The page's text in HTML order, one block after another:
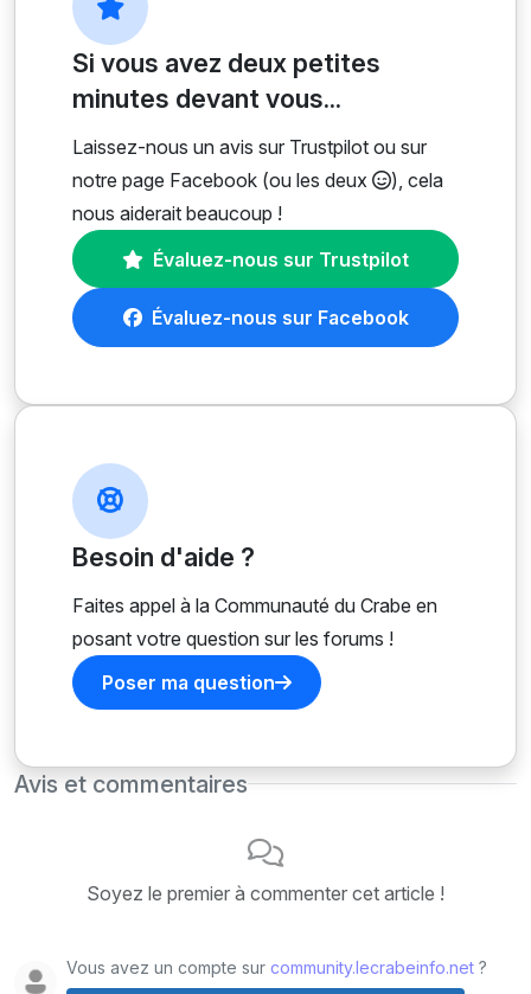
Si vous avez deux petites
minutes devant vous...
Laissez-nous un avis sur Trustpilot ou sur
notre page Facebook (ou les deux
), cela
nous aiderait beaucoup !
Évaluez-nous sur Trustpilot
Évaluez-nous sur Facebook
Besoin d'aide ?
Faites appel à la Communauté du Crabe en
posant votre question sur les forums !
Poser ma question
Avis et commentaires
Soyez le premier à commenter cet article !
Vous avez un compte sur community.lecrabeinfo.net ?